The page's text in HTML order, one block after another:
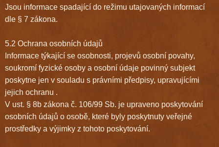
Jsou informace spadající do režimu utajovaných informací
dle § 7 zákona.
5.2 Ochrana osobních údajů
Informace týkající se osobnosti, projevů osobní povahy,
soukromí fyzické osoby a osobní údaje povinný subjekt
poskytne jen v souladu s právními předpisy, upravujícími
jejich ochranu .
V ust. § 8b zákona č. 106/99 Sb. je upraveno poskytování
osobních údajů o osobě, které byly poskytnuty veřejné
prostředky a výjimky z tohoto poskytování.